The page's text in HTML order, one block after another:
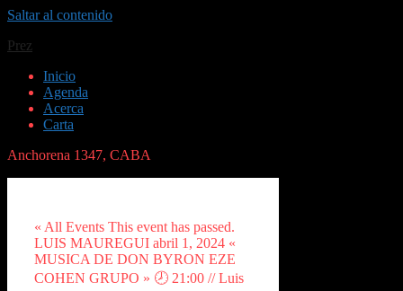
Saltar al contenido
Prez
Inicio
Agenda
Acerca
Carta
Anchorena 1347, CABA
« All Events This event has passed.
LUIS MAUREGUI abril 1, 2024 «
MUSICA DE DON BYRON EZE
COHEN GRUPO » 🕗 21:00 // Luis